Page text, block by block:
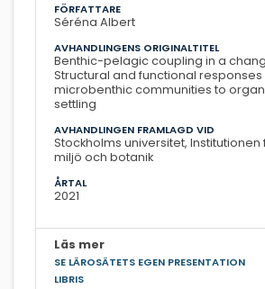
FÖRFATTARE
Séréna Albert
AVHANDLINGENS ORIGINALTITEL
Benthic-pelagic coupling in a
Structural and functional responses
microbenthic communities to
settling
AVHANDLINGEN FRAMLAGD VID
Stockholms universitet, Institutionen
miljö och botanik
ÅRTAL
2021
Läs mer
SE LÄROSÄTETS EGEN PRESENTATION
LIBRIS